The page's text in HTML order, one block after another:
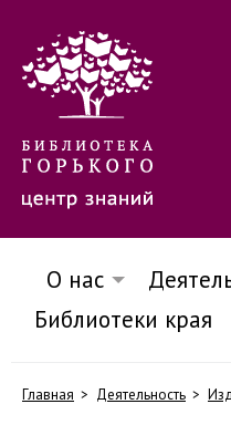
О нас
Библиотеки края
Главная Деятельность